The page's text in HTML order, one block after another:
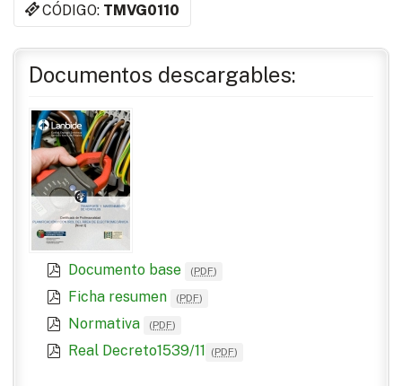
CÓDIGO: TMVG0110
Documentos descargables:
Documento base (PDF)
Ficha resumen (PDF)
Normativa (PDF)
Real Decreto1539/11 (PDF)